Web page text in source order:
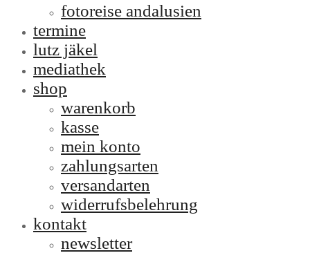
fotoreise andalusien
termine
lutz jäkel
mediathek
shop
warenkorb
kasse
mein konto
zahlungsarten
versandarten
widerrufsbelehrung
kontakt
newsletter